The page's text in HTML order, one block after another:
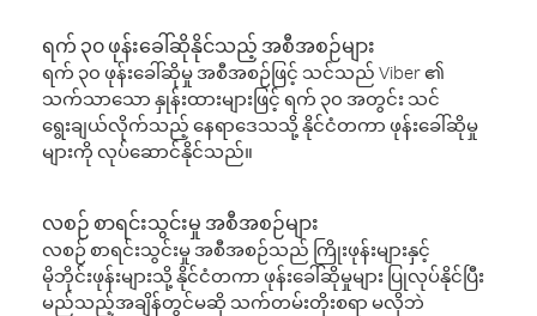
ရက် ၃၀ ဖုန်းခေါ်ဆိုနိုင်သည့် အစီအစဉ်များ
ရက် ၃၀ ဖုန်းခေါ်ဆိုမှု အစီအစဉ်ဖြင့် သင်သည် Viber ၏
သက်သာသော နှုန်းထားများဖြင့် ရက် ၃၀ အတွင်း သင်
ရွေးချယ်လိုက်သည့် နေရာဒေသသို့ နိုင်ငံတကာ ဖုန်းခေါ်ဆိုမှု
များကို လုပ်ဆောင်နိုင်သည်။
လစဉ် စာရင်းသွင်းမှု အစီအစဉ်များ
လစဉ် စာရင်းသွင်းမှု အစီအစဉ်သည် ကြိုးဖုန်းများနှင့်
မိုဘိုင်းဖုန်းများသို့ နိုင်ငံတကာ ဖုန်းခေါ်ဆိုမှုများ ပြုလုပ်နိုင်ပြီး
မည်သည့်အချိန်တွင်မဆို သက်တမ်းတိုးစရာ မလိုဘဲ